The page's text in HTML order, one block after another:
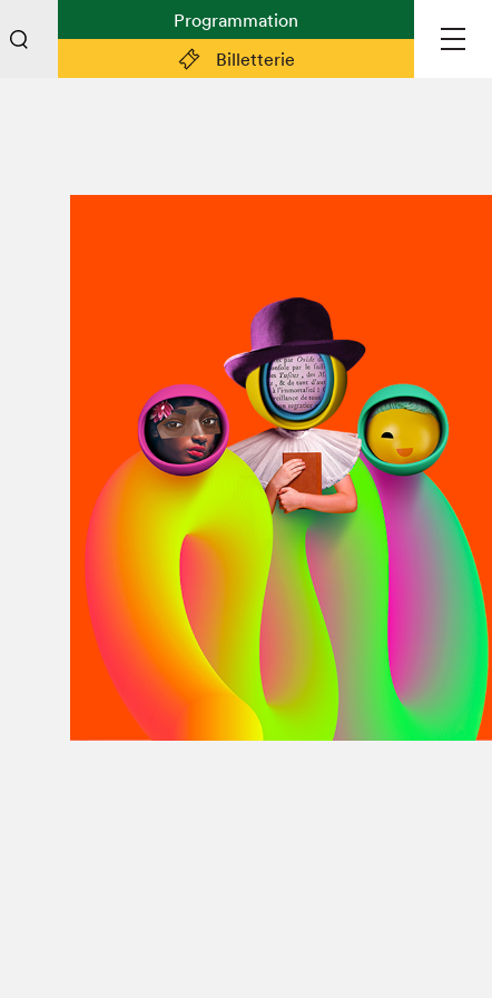
Billetterie
Programmation
Espace exposant·e·s
Espace enseignant·e·s
Espace participant⋅e⋅s
Espace Salon dans la ville
Espace bénévoles
Devenir bénévole
À propos du Salon
Liste des exposant·e·s
Liste des auteur·rice·s